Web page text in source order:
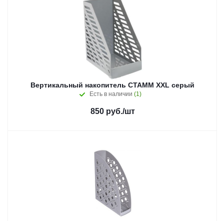
Вертикальный накопитель СТАММ XXL серый
Есть в наличии (1)
850руб./шт